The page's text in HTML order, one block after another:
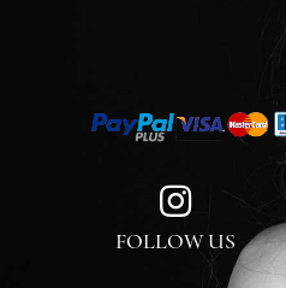
FOLLOW US